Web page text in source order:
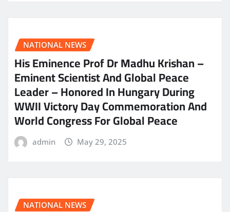
NATIONAL NEWS
His Eminence Prof Dr Madhu Krishan –
Eminent Scientist And Global Peace
Leader – Honored In Hungary During
WWII Victory Day Commemoration And
World Congress For Global Peace
admin May 29, 2025
NATIONAL NEWS